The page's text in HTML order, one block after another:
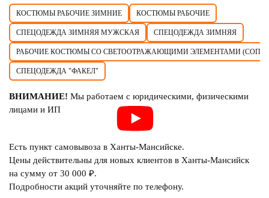
КОСТЮМЫ РАБОЧИЕ ЗИМНИЕ КОСТЮМЫ РАБОЧИЕ
СПЕЦОДЕЖДА ЗИМНЯЯ МУЖСКАЯ СПЕЦОДЕЖДА ЗИМНЯЯ
РАБОЧИЕ КОСТЮМЫ СО СВЕТООТРАЖАЮЩИМИ ЭЛЕМЕНТАМИ (СОП)
СПЕЦОДЕЖДА "ФАКЕЛ"
ВНИМАНИЕ! Мы работаем с юридическими, физическими
лицами и ИП
Есть пункт самовывоза в Ханты-Мансийске.
Цены действительны для новых клиентов в Ханты-Мансийск
на сумму от 30 000 ₽.
Подробности акций уточняйте по телефону.